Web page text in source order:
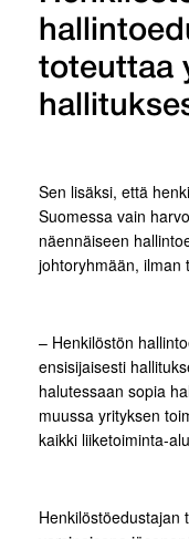
toteuttaa
Sen lisäksi, että
Suomessa vain
näennäiseen
johtoryhmään, ilman
– Henkilöstön
ensisijaisesti
halutessaan sopia
muussa yrityksen
kaikki liiketoiminta-
Henkilöstöedustajan